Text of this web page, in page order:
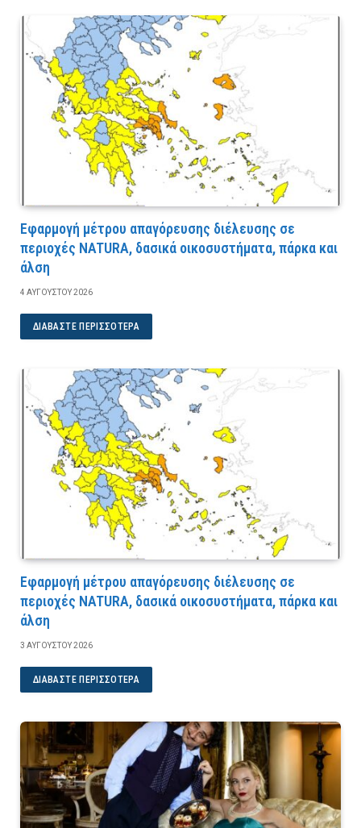
Εφαρμογή μέτρου απαγόρευσης διέλευσης σε
περιοχές NATURA, δασικά οικοσυστήματα, πάρκα και
άλση
4 ΑΥΓΟΎΣΤΟΥ 2026
ΔΙΑΒΆΣΤΕ ΠΕΡΙΣΣΌΤΕΡΑ
Εφαρμογή μέτρου απαγόρευσης διέλευσης σε
περιοχές NATURA, δασικά οικοσυστήματα, πάρκα και
άλση
3 ΑΥΓΟΎΣΤΟΥ 2026
ΔΙΑΒΆΣΤΕ ΠΕΡΙΣΣΌΤΕΡΑ